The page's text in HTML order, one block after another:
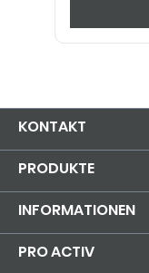
KONTAKT
PRODUKTE
INFORMATIONEN
PRO ACTIV